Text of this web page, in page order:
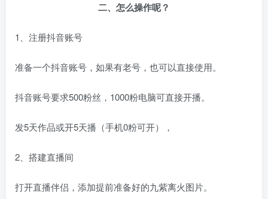
二、怎么操作呢？
1、注册抖音账号
准备一个抖音账号，如果有老号，也可以直接使用。
抖音账号要求500粉丝，1000粉电脑可直接开播。
发5天作品或开5天播（手机0粉可开），
2、搭建直播间
打开直播伴侣，添加提前准备好的九紫离火图片。